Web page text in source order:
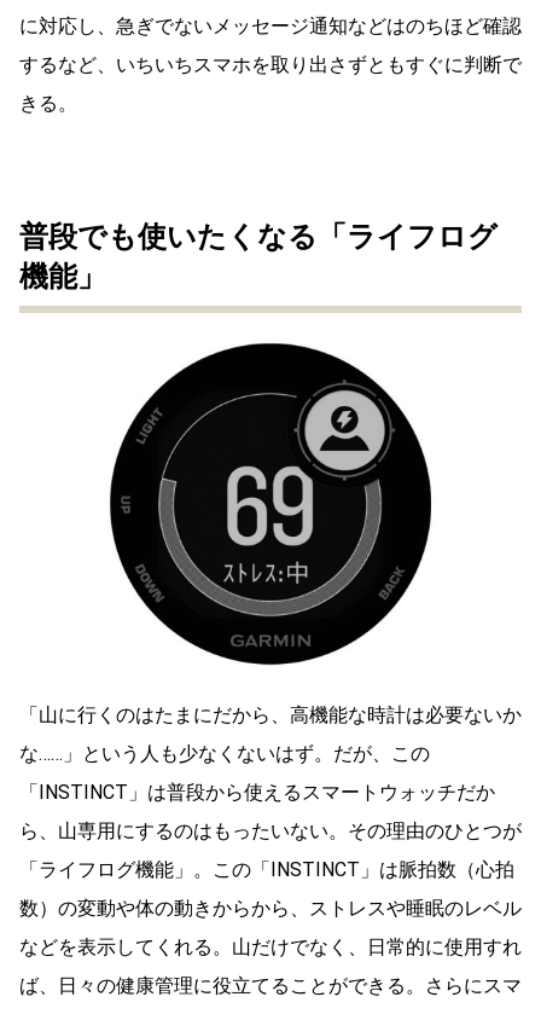
に対応し、急ぎでないメッセージ通知などはのちほど確認
するなど、いちいちスマホを取り出さずともすぐに判断で
きる。
普段でも使いたくなる「ライフログ
機能」
「山に行くのはたまにだから、高機能な時計は必要ないか
な……」という人も少なくないはず。だが、この
「INSTINCT」は普段から使えるスマートウォッチだか
ら、山専用にするのはもったいない。その理由のひとつが
「ライフログ機能」。この「INSTINCT」は脈拍数（心拍
数）の変動や体の動きからから、ストレスや睡眠のレベル
などを表示してくれる。山だけでなく、日常的に使用すれ
ば、日々の健康管理に役立てることができる。さらにスマ